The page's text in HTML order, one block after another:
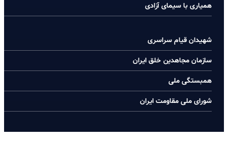
همیاری با سیمای آزادی
شهیدان قیام سراسری
سازمان مجاهدین خلق ایران
همبستگی ملی
شورای ملی مقاومت ایران